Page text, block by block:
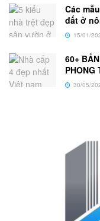
Các
đất ở
15/01/
60+
PHONG
30/05/